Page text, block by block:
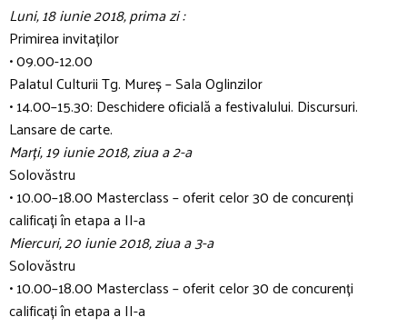
Luni, 18 iunie 2018, prima zi :
Primirea invitaților
• 09.00-12.00
Palatul Culturii Tg. Mureș – Sala Oglinzilor
• 14.00–15.30: Deschidere oficială a festivalului. Discursuri.
Lansare de carte.
Marți, 19 iunie 2018, ziua a 2-a
Solovăstru
• 10.00–18.00 Masterclass – oferit celor 30 de concurenți
calificați în etapa a II-a
Miercuri, 20 iunie 2018, ziua a 3-a
Solovăstru
• 10.00–18.00 Masterclass – oferit celor 30 de concurenți
calificați în etapa a II-a